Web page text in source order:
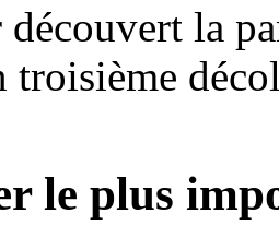
la
troisième
le plus